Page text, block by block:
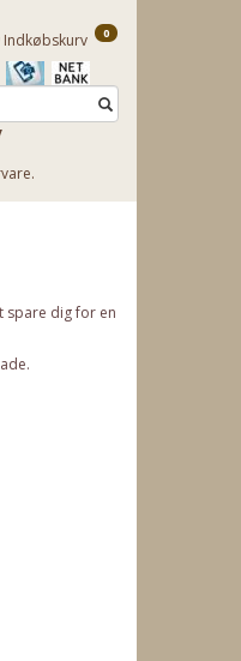
Indkøbskurv 0
spare dig for en